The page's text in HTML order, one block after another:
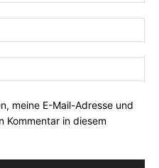
meine E-Mail-Adresse und
Kommentar in diesem